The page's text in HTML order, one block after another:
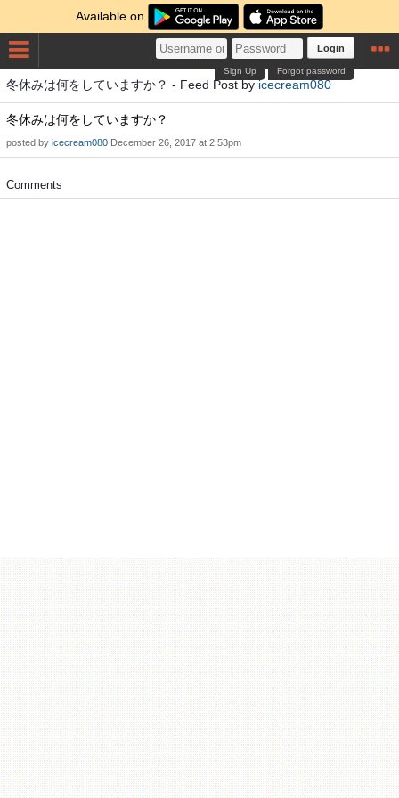
Available on
Login
Forgot password
Sign Up
冬休みは何をしていますか？ - Feed Post byicecream080
冬休みは何をしていますか？
posted by icecream080 December 26, 2017 at 2:53pm
Comments